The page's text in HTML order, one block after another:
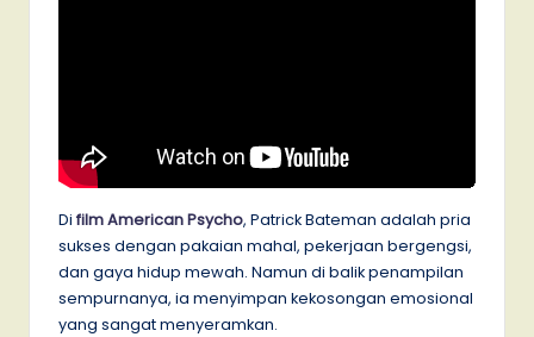
Di film American Psycho, Patrick Bateman adalah pria
sukses dengan pakaian mahal, pekerjaan bergengsi,
dan gaya hidup mewah. Namun di balik penampilan
sempurnanya, ia menyimpan kekosongan emosional
yang sangat menyeramkan.